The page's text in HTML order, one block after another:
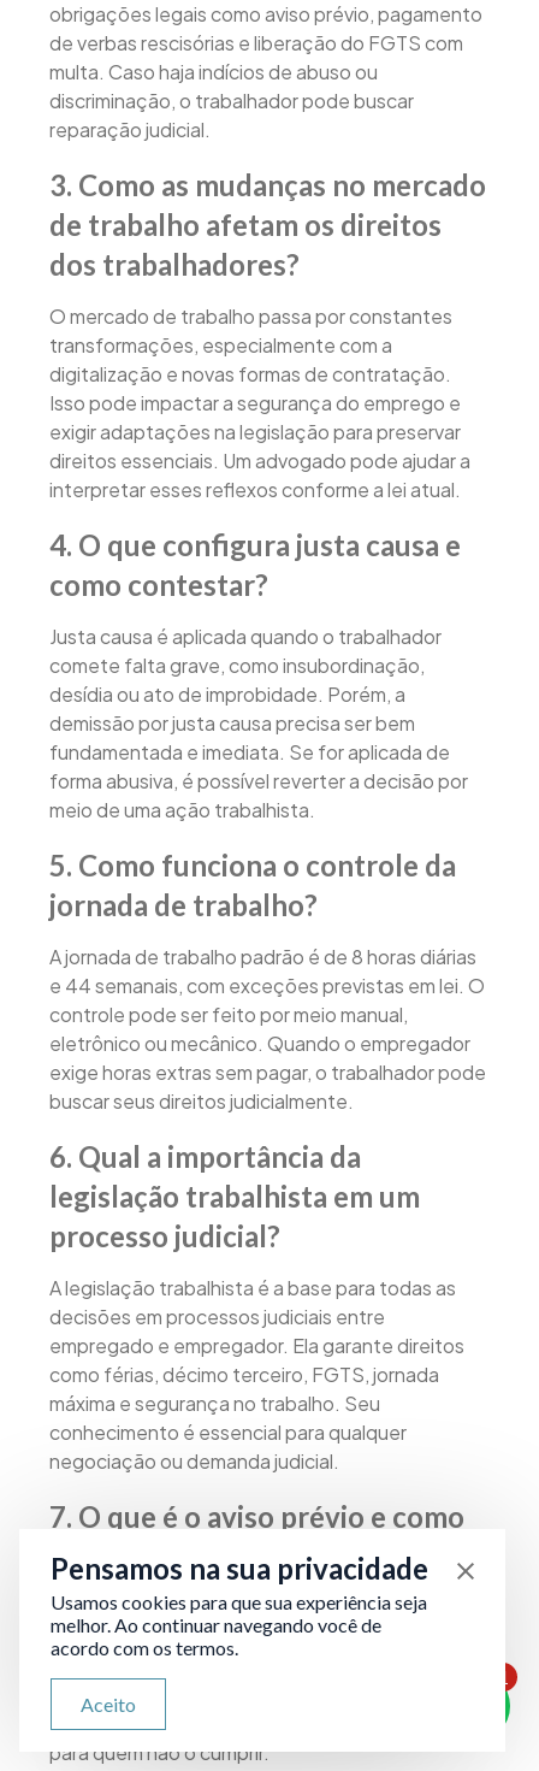
obrigações legais como aviso prévio, pagamento
de verbas rescisórias e liberação do FGTS com
multa. Caso haja indícios de abuso ou
discriminação, o trabalhador pode buscar
reparação judicial.
3. Como as mudanças no mercado
de trabalho afetam os direitos
dos trabalhadores?
O mercado de trabalho passa por constantes
transformações, especialmente com a
digitalização e novas formas de contratação.
Isso pode impactar a segurança do emprego e
exigir adaptações na legislação para preservar
direitos essenciais. Um advogado pode ajudar a
interpretar esses reflexos conforme a lei atual.
4. O que configura justa causa e
como contestar?
Justa causa é aplicada quando o trabalhador
comete falta grave, como insubordinação,
desídia ou ato de improbidade. Porém, a
demissão por justa causa precisa ser bem
fundamentada e imediata. Se for aplicada de
forma abusiva, é possível reverter a decisão por
meio de uma ação trabalhista.
5. Como funciona o controle da
jornada de trabalho?
A jornada de trabalho padrão é de 8 horas diárias
e 44 semanais, com exceções previstas em lei. O
controle pode ser feito por meio manual,
eletrônico ou mecânico. Quando o empregador
exige horas extras sem pagar, o trabalhador pode
buscar seus direitos judicialmente.
6. Qual a importância da
legislação trabalhista em um
processo judicial?
A legislação trabalhista é a base para todas as
decisões em processos judiciais entre
empregado e empregador. Ela garante direitos
como férias, décimo terceiro, FGTS, jornada
máxima e segurança no trabalho. Seu
conhecimento é essencial para qualquer
negociação ou demanda judicial.
7. O que é o aviso prévio e como
deve ser cumprido?
O aviso prévio é a comunicação antecipada de
rescisão do contrato, podendo ser trabalhado ou
conforme o tempo de serviço. O
descumprimento do aviso implica em penalidades
para quem não o cumprir.
1
Pensamos na sua privacidade
Usamos cookies para que sua experiência seja
melhor. Ao continuar navegando você de
acordo com os termos.
Aceito